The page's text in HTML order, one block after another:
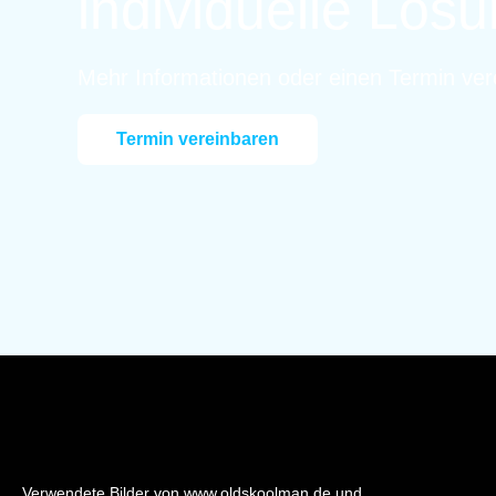
Termin vereinbaren